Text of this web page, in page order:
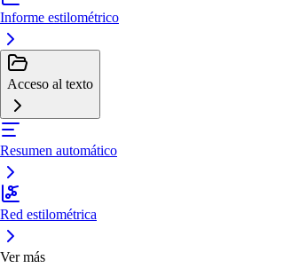
Informe estilométrico
Acceso al texto
Resumen automático
Red estilométrica
Ver más